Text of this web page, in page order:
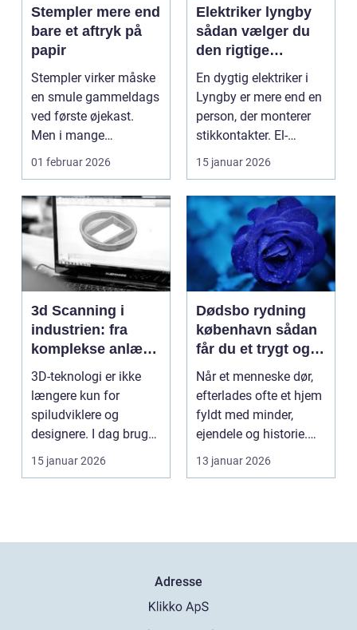
Stempler mere end
bare et aftryk på
papir
Stempler virker måske
en smule gammeldags
ved første øjekast.
Men i mange
virksomheder og også
01 februar 2026
Elektriker lyngby
sådan vælger du
den rigtige
fagmand
En dygtig elektriker i
Lyngby er mere end en
person, der monterer
stikkontakter. El-
installationer e...
15 januar 2026
3d Scanning i
industrien: fra
komplekse anlæg
til præcise
beslutninger
3D-teknologi er ikke
længere kun for
spiludviklere og
designere. I dag bruger
en lang række
virksomh...
15 januar 2026
Dødsbo rydning
københavn sådan
får du et trygt og
professionelt
forløb
Når et menneske dør,
efterlades ofte et hjem
fyldt med minder,
ejendele og historie.
For mange pårør...
13 januar 2026
Adresse